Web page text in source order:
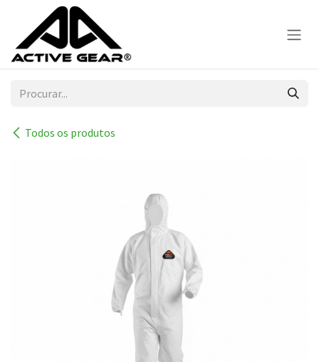
Skip to Content
Todos os produtos